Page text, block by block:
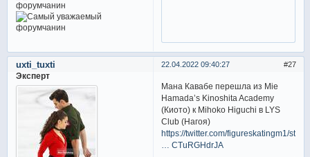
27
22.04.2022 09:40:27
uxti_tuxti
Эксперт
Мана Кавабе перешла из Mie
Hamada’s Kinoshita Academy
(Киото) к Mihoko Higuchi в LYS
Club (Нагоя)
https://twitter.com/figureskatingm1/sta
… CTuRGHdrJA